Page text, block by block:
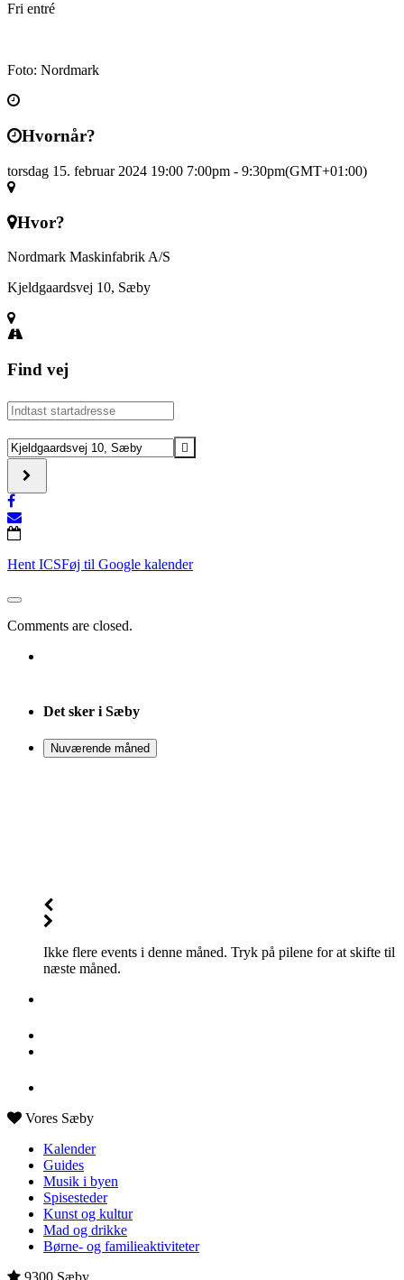
Fri entré
Foto: Nordmark
Hvornår?
torsdag 15. februar 2024 19:00 7:00pm - 9:30pm(GMT+01:00)
Hvor?
Nordmark Maskinfabrik A/S
Kjeldgaardsvej 10, Sæby
Find vej
Address
-
Virksomhedsbesøg
på
Nordmark
Maskinfabrik
A/S
[]
Destination
Address
Virksomhedsbesøg
på
Nordmark
Maskinfabrik
A/S
[]
Hent ICSFøj til Google kalender
Comments are closed.
Det sker i Sæby
Nuværende måned
Ikke flere events i denne måned. Tryk på pilene for at skifte til
næste måned.
Vores Sæby
Kalender
Guides
Musik i byen
Spisesteder
Kunst og kultur
Mad og drikke
Børne- og familieaktiviteter